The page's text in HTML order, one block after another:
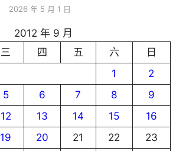
2026 年 5 月 1 日
2012 年 9 月
三 四 五 六
日
1
2
5 6 7 8
9
12 13 14 15
16
19 20 21 22
23